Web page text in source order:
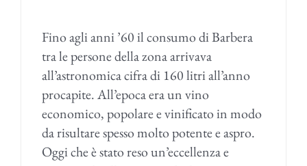
Fino agli anni ’60 il consumo di Barbera
tra le persone della zona arrivava
all’astronomica cifra di 160 litri all’anno
procapite. All’epoca era un vino
economico, popolare e vinificato in modo
da risultare spesso molto potente e aspro.
Oggi che è stato reso un’eccellenza e